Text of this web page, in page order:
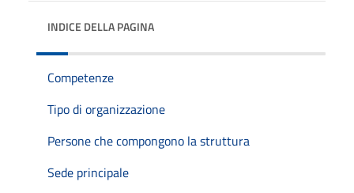
INDICE DELLA PAGINA
Competenze
Tipo di organizzazione
Persone che compongono la struttura
Sede principale